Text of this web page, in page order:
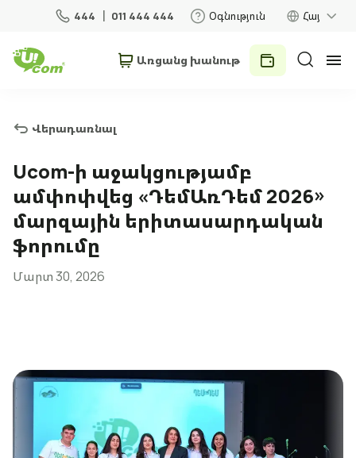
444 011 444 444 Օգնություն Հայ
Տան համար
Շարժական կապ
Uplay Նոր
Առցանց խանութ
Վերադառնալ
Ucom-ի աջակցությամբ
ամփոփվեց «ԴեմԱռԴեմ 2026»
մարզային երիտասարդական
ֆորումը
Մարտ 30, 2026